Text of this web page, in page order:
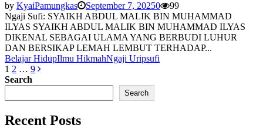
by KyaiPamungkas September 7, 20250
99
Ngaji Sufi: SYAIKH ABDUL MALIK BIN MUHAMMAD
ILYAS SYAIKH ABDUL MALIK BIN MUHAMMAD ILYAS
DIKENAL SEBAGAI ULAMA YANG BERBUDI LUHUR
DAN BERSIKAP LEMAH LEMBUT TERHADAP...
Belajar HidupIlmu HikmahNgaji Uripsufi
Posts
pagination
1 2 … 9
Search
Search
Recent Posts